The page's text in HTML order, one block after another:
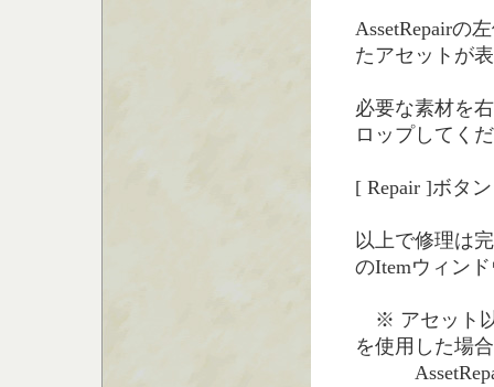
AssetRepairの
たアセットが
必要な素材を
ロップしてく
[ Repair ]ボタ
以上で修理は
のItemウィン
※ アセット以
を使用した場合
AssetRepair